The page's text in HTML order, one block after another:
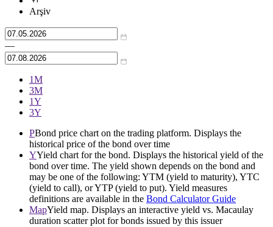
Arşiv
—
1М
3М
1Y
3Y
PBond price chart on the trading platform. Displays the
historical price of the bond over time
YYield chart for the bond. Displays the historical yield of the
bond over time. The yield shown depends on the bond and
may be one of the following: YTM (yield to maturity), YTC
(yield to call), or YTP (yield to put). Yield measures
definitions are available in the Bond Calculator Guide
MapYield map. Displays an interactive yield vs. Macaulay
duration scatter plot for bonds issued by this issuer